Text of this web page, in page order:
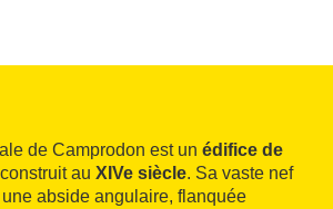
de Camprodon est un édifice de
au XIVe siècle. Sa vaste nef
abside angulaire, flanquée